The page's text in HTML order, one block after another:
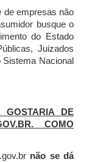
de empresas não
busque o
do Estado
Juizados
Nacional
GOSTARIA DE
COMO
não se dá